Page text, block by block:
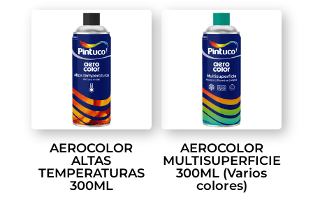
AEROCOLOR
ALTAS
TEMPERATURAS
300ML
AEROCOLOR
MULTISUPERFICIE
300ML (Varios
colores)